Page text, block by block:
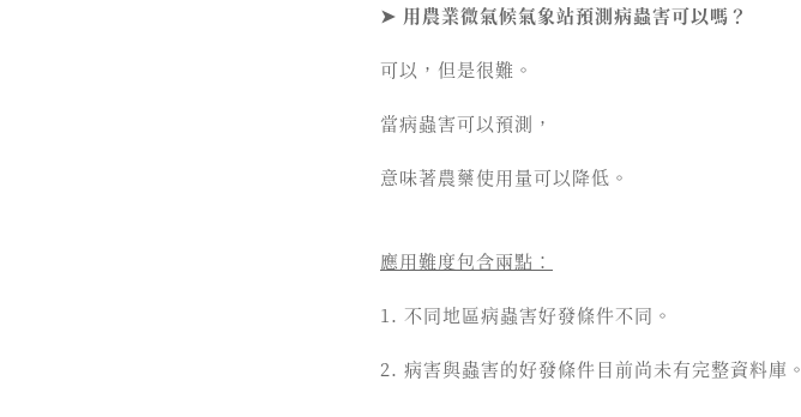
➤ 用農業微氣候氣象站預測病蟲害可以嗎？
可以，但是很難。
當病蟲害可以預測，
意味著農藥使用量可以降低。
應用難度包含兩點：
1. 不同地區病蟲害好發條件不同。
2. 病害與蟲害的好發條件目前尚未有完整資料庫。